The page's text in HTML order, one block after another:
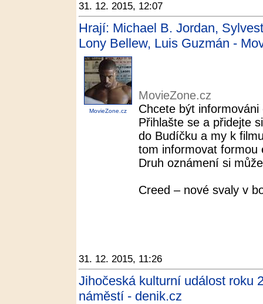
31. 12. 2015, 12:07
Hrají: Michael B. Jordan,
Lony Bellew, Luis Guzmán -
MovieZone.cz
MovieZone.cz
Chcete být
Přihlašte se a přidejte
do Budíčku a my k
tom informovat formou
Druh oznámení si
Creed – nové svaly v
31. 12. 2015, 11:26
Jihočeská kulturní událost roku
náměstí - denik.cz